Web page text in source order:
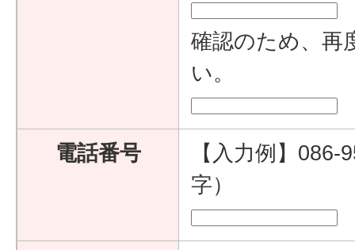
確認のため、再
い。
電話番号
【入力例】
字）